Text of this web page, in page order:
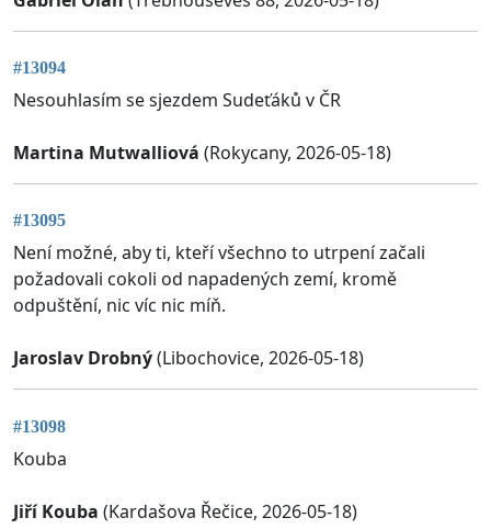
#13094
Nesouhlasím se sjezdem Sudeťáků v ČR
Martina Mutwalliová (Rokycany, 2026-05-18)
#13095
Není možné, aby ti, kteří všechno to utrpení začali
požadovali cokoli od napadených zemí, kromě
odpuštění, nic víc nic míň.
Jaroslav Drobný(Libochovice, 2026-05-18)
#13098
Kouba
Jiří Kouba (Kardašova Řečice, 2026-05-18)